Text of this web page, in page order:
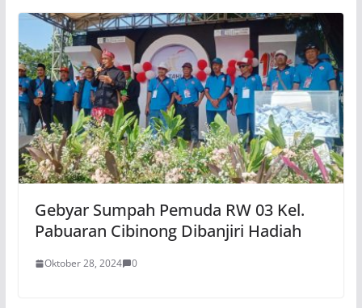
Gebyar Sumpah Pemuda RW 03 Kel.
Pabuaran Cibinong Dibanjiri Hadiah
Oktober 28, 2024 0